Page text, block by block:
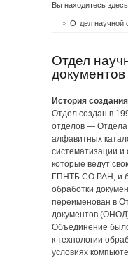
Вы находитесь
Отдел научной
Отдел
документов
История
Отдел создан в
отделов — Отдела
алфавитных
систематизации и
которые ведут
ГПНТБ СО РАН, и
обработки
переименован в
документов
Объединение
к технологии
условиях